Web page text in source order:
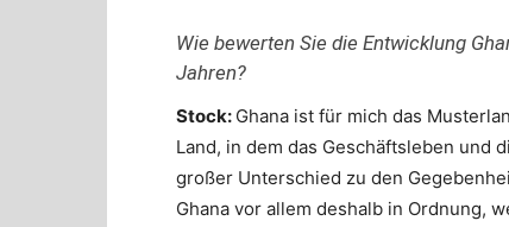
Wie bewerten Sie die Entwicklung
Jahren?
Stock: Ghana ist für mich das
Land, in dem das Geschäftsleben und
großer Unterschied zu den
Ghana vor allem deshalb in Ordnung,